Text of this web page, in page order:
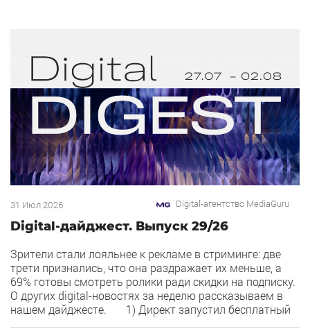
31 Июл 2026 Digital-агентство MediaGuru
Digital-дайджест. Выпуск 29/26
Зрители стали лояльнее к рекламе в стриминге: две
трети признались, что она раздражает их меньше, а
69% готовы смотреть ролики ради скидки на подписку.
О других digital-новостях за неделю рассказываем в
нашем дайджесте. 1) Директ запустил бесплатный